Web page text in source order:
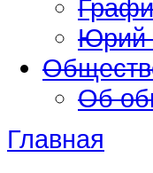
Юрий
Об
Главная